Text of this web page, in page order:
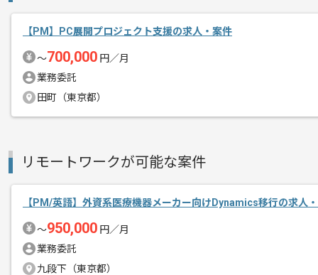
PM経験を活かしたい方にお勧めです。
【PM】PC展開プロジェクト支援の求人・案件
〜700,000 円／月
業務委託
田町（東京都）
リモートワークが可能な案件
【PM/英語】外資系医療機器メーカー向けDynamics移行の求人
〜950,000 円／月
業務委託
九段下（東京都）